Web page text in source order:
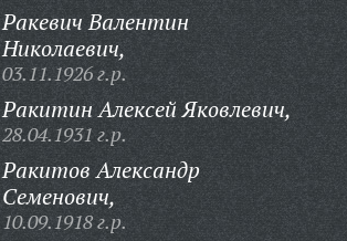
Ракевич Валентин
Николаевич,
03.11.1926 г.р.
Ракитин Алексей Яковлевич,
28.04.1931 г.р.
Ракитов Александр
Семенович,
10.09.1918 г.р.